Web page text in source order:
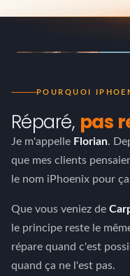
POURQUOI
Réparé, pas
Je m'appelle Florian.
que mes clients
le nom iPhoenix pour
Que vous veniez de
le principe reste le
répare quand c'est
quand ça ne l'est pas.